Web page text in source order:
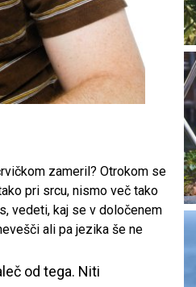
zameril? Otrokom se
pri srcu, nismo več tako
vedeti, kaj se v določenem
ali pa jezika še ne
od tega. Niti